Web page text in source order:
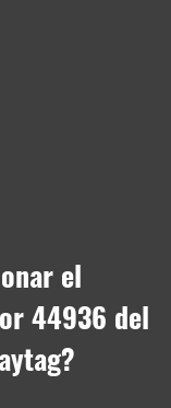
el
44936 del